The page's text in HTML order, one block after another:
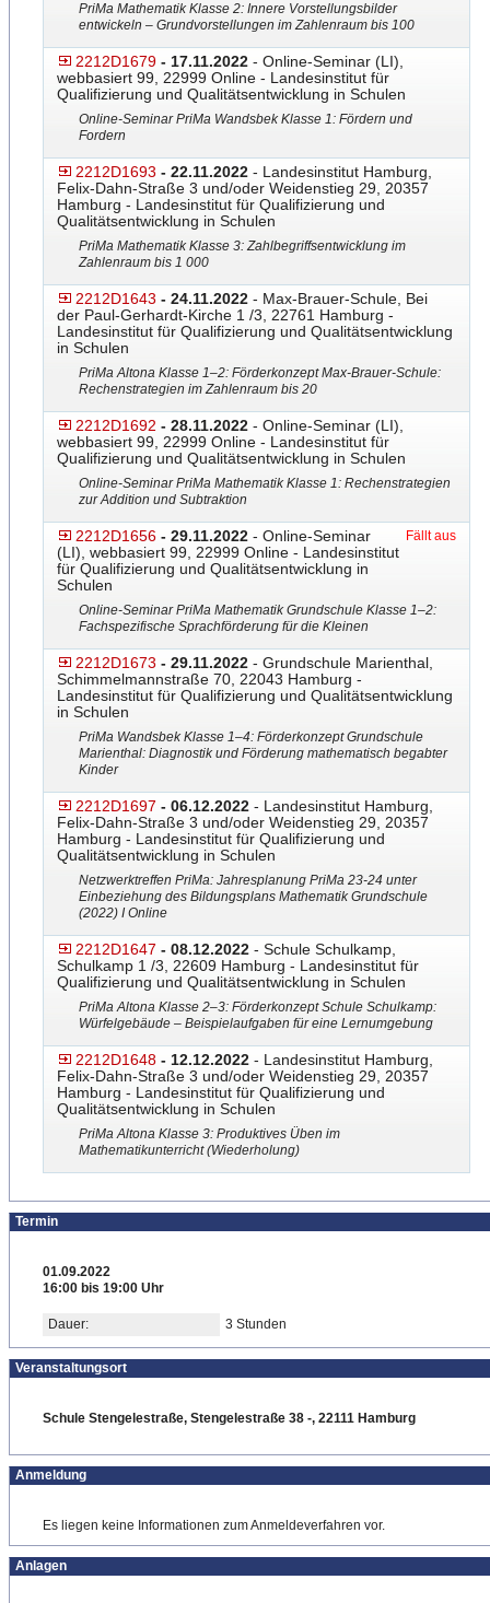
PriMa Mathematik Klasse 2: Innere Vorstellungsbilder
entwickeln – Grundvorstellungen im Zahlenraum bis 100
2212D1679 - 17.11.2022 - Online-Seminar (LI),
webbasiert 99, 22999 Online - Landesinstitut für
Qualifizierung und Qualitätsentwicklung in Schulen
Online-Seminar PriMa Wandsbek Klasse 1: Fördern und
Fordern
2212D1693 - 22.11.2022 - Landesinstitut Hamburg,
Felix-Dahn-Straße 3 und/oder Weidenstieg 29, 20357
Hamburg - Landesinstitut für Qualifizierung und
Qualitätsentwicklung in Schulen
PriMa Mathematik Klasse 3: Zahlbegriffsentwicklung im
Zahlenraum bis 1 000
2212D1643 - 24.11.2022 - Max-Brauer-Schule, Bei
der Paul-Gerhardt-Kirche 1 /3, 22761 Hamburg -
Landesinstitut für Qualifizierung und Qualitätsentwicklung
in Schulen
PriMa Altona Klasse 1–2: Förderkonzept Max-Brauer-Schule:
Rechens​trategien im Zahlenraum bis 20
2212D1692 - 28.11.2022 - Online-Seminar (LI),
webbasiert 99, 22999 Online - Landesinstitut für
Qualifizierung und Qualitätsentwicklung in Schulen
Online-Seminar PriMa Mathematik Klasse 1: Rechenstrategien
zur Addition und Subtraktion
2212D1656 - 29.11.2022 - Online-Seminar
(LI), webbasiert 99, 22999 Online - Landesinstitut
für Qualifizierung und Qualitätsentwicklung in
Schulen
Fällt aus
Online-Seminar PriMa Mathematik Grundschule Klasse 1–2:
Fachspezifische Sprachförderung für die Kleinen
2212D1673 - 29.11.2022 - Grundschule Marienthal,
Schimmelmannstraße 70, 22043 Hamburg -
Landesinstitut für Qualifizierung und Qualitätsentwicklung
in Schulen
PriMa Wandsbek Klasse 1–4: Förderkonzept Grundschule
Marienthal: Diagnostik und Förderung mathematisch begabter
Kinder
2212D1697 - 06.12.2022 - Landesinstitut Hamburg,
Felix-Dahn-Straße 3 und/oder Weidenstieg 29, 20357
Hamburg - Landesinstitut für Qualifizierung und
Qualitätsentwicklung in Schulen
Netzwerktreffen PriMa: Jahresplanung PriMa 23-24 unter
Einbeziehung des Bildungsplans Mathematik Grundschule
(2022) I Online
2212D1647 - 08.12.2022 - Schule Schulkamp,
Schulkamp 1 /3, 22609 Hamburg - Landesinstitut für
Qualifizierung und Qualitätsentwicklung in Schulen
PriMa Altona Klasse 2–3: Förderkonzept Schule Schulkamp:
Würfelgebäude – Beispielaufgaben für eine Lernumgebung
2212D1648 - 12.12.2022 - Landesinstitut Hamburg,
Felix-Dahn-Straße 3 und/oder Weidenstieg 29, 20357
Hamburg - Landesinstitut für Qualifizierung und
Qualitätsentwicklung in Schulen
PriMa Altona Klasse 3: Produktives Üben im
Mathematikunterricht (Wiederholung)
Termin
01.09.2022
16:00 bis 19:00 Uhr
Dauer: 3 Stunden
Veranstaltungsort
Schule Stengelestraße, Stengelestraße 38 -, 22111 Hamburg
Anmeldung
Es liegen keine Informationen zum Anmeldeverfahren vor.
Anlagen